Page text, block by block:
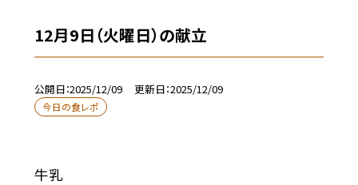
12月9日（火曜日）の献立
公開日 2025/12/09 更新日 2025/12/09
今日の食レポ
牛乳